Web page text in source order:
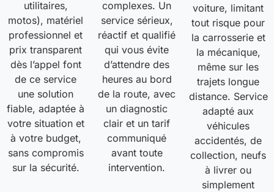
utilitaires,
motos), matériel
professionnel et
prix transparent
dès l’appel font
de ce service
une solution
fiable, adaptée à
votre situation et
à votre budget,
sans compromis
sur la sécurité.
complexes. Un
service sérieux,
réactif et qualifié
qui vous évite
d’attendre des
heures au bord
de la route, avec
un diagnostic
clair et un tarif
communiqué
avant toute
intervention.
voiture, limitant
tout risque pour
la carrosserie et
la mécanique,
même sur les
trajets longue
distance. Service
adapté aux
véhicules
accidentés, de
collection, neufs
à livrer ou
simplement